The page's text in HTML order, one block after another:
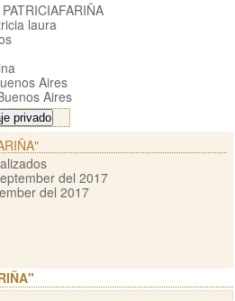
PATRICIAFARIÑA
laura
Aires
Aires
del 2017
del 2017